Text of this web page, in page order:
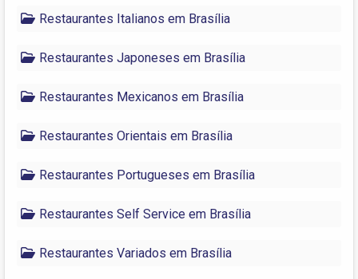
Restaurantes Italianos em Brasília
Restaurantes Japoneses em Brasília
Restaurantes Mexicanos em Brasília
Restaurantes Orientais em Brasília
Restaurantes Portugueses em Brasília
Restaurantes Self Service em Brasília
Restaurantes Variados em Brasília